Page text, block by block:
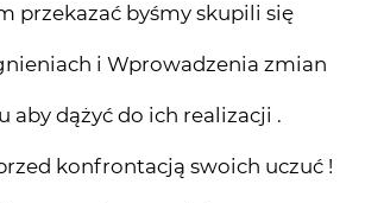
przekazać byśmy skupili się
i Wprowadzenia zmian
aby dążyć do ich realizacji .
konfrontacją swoich uczuć !